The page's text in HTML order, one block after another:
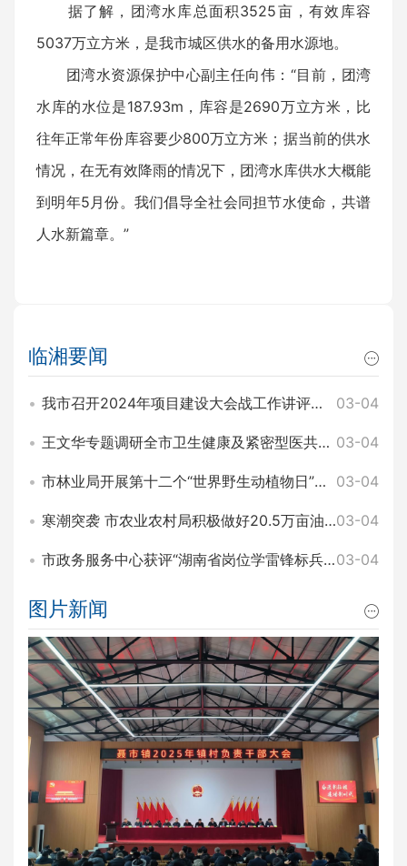
据了解，团湾水库总面积3525亩，有效库容
5037万立方米，是我市城区供水的备用水源地。
团湾水资源保护中心副主任向伟：“目前，团湾
水库的水位是187.93m，库容是2690万立方米，比
往年正常年份库容要少800万立方米；据当前的供水
情况，在无有效降雨的情况下，团湾水库供水大概能
到明年5月份。我们倡导全社会同担节水使命，共谱
人水新篇章。”
临湘要闻
我市召开2024年项目建设大会战工作讲评暨2025年园区项目建设大会战工作动员会 王文华 刘琦出席 03-04
王文华专题调研全市卫生健康及紧密型医共体建设工作 刘琦参加 03-04
市林业局开展第十二个“世界野生动植物日”主题宣传活动 03-04
寒潮突袭 市农业农村局积极做好20.5万亩油菜田间管理和防寒工作03-04
市政务服务中心获评“湖南省岗位学雷锋标兵集体”称号03-04
图片新闻